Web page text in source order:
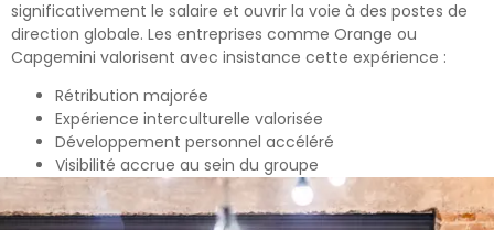
significativement le salaire et ouvrir la voie à des postes de
direction globale. Les entreprises comme Orange ou
Capgemini valorisent avec insistance cette expérience :
Rétribution majorée
Expérience interculturelle valorisée
Développement personnel accéléré
Visibilité accrue au sein du groupe